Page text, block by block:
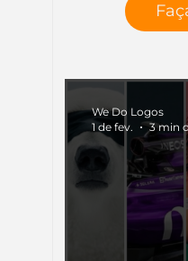
We Do Logos
1 de fev.
3 min